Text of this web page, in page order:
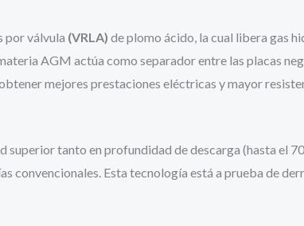
por válvula (VRLA) de plomo ácido, la cual libera gas
AGM actúa como separador entre las placas
mejores prestaciones eléctricas y mayor
tanto en profundidad de descarga (hasta el
convencionales. Esta tecnología está a prueba de